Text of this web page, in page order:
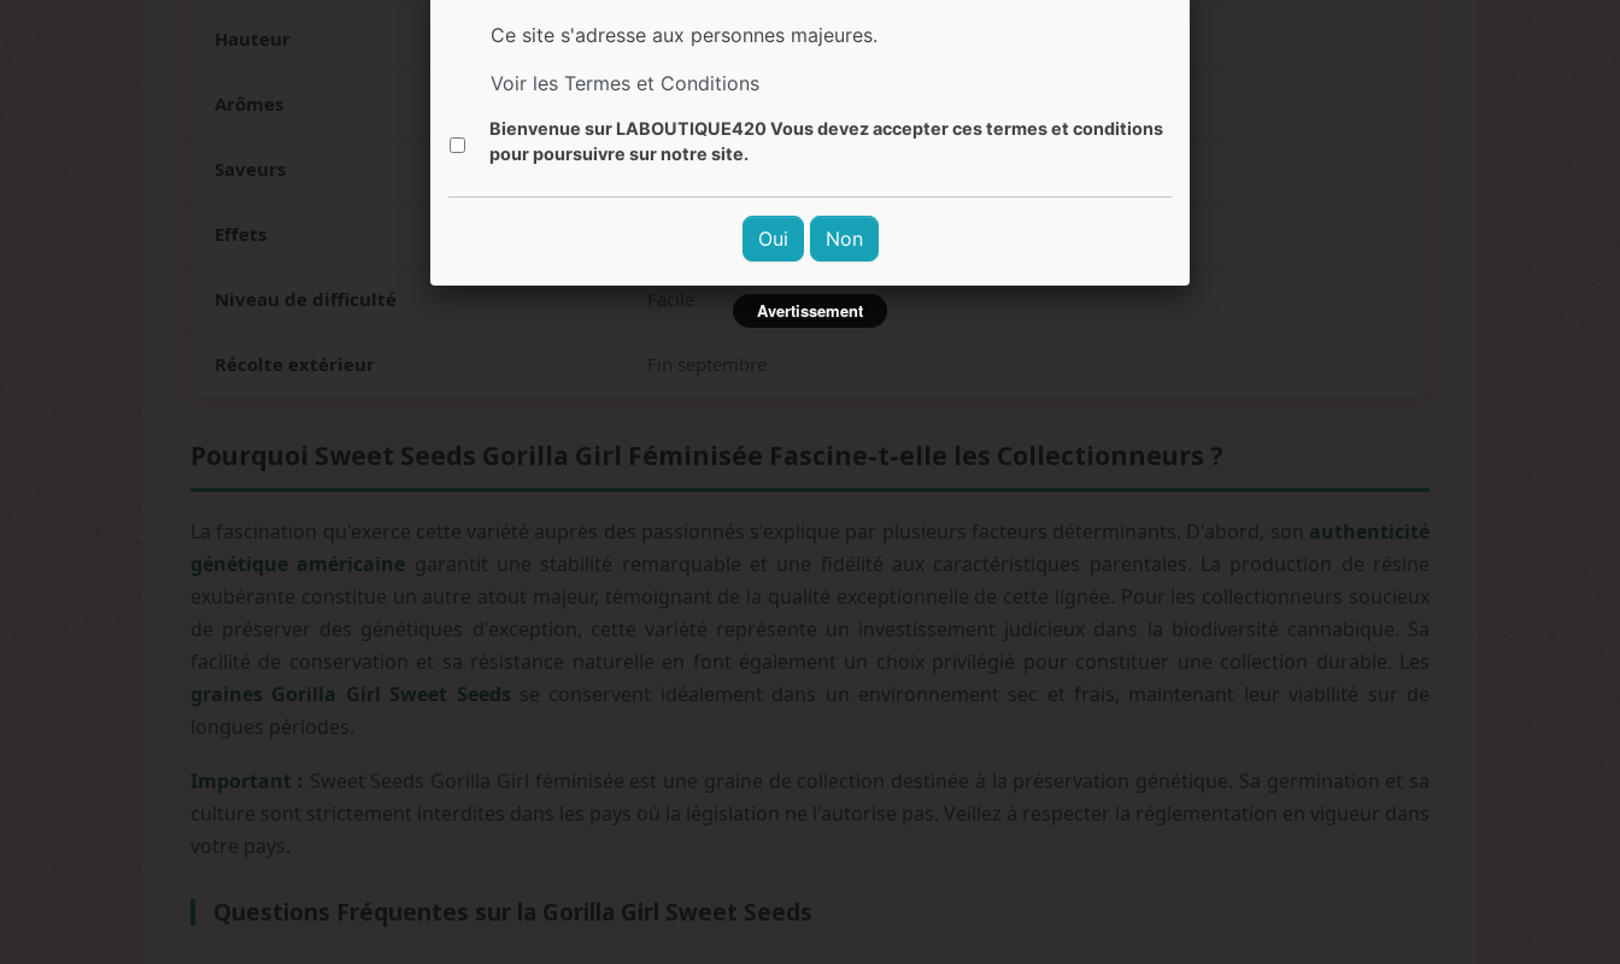
Hauteur Moyenne à élevée
Arômes
Saveurs
Effets Psychoactif, stimulant, bien-être, créativité
Niveau de difficulté Facile
Récolte extérieur Fin septembre
Pourquoi Sweet Seeds Gorilla Girl Féminisée Fascine-t-elle les Collectionneurs ?
La fascination qu'exerce cette variété auprès des passionnés s'explique par plusieurs facteurs déterminants. D'abord, son authenticité
génétique américaine garantit une stabilité remarquable et une fidélité aux caractéristiques parentales. La production de résine
exubérante constitue un autre atout majeur, témoignant de la qualité exceptionnelle de cette lignée. Pour les collectionneurs soucieux
de préserver des génétiques d'exception, cette variété représente un investissement judicieux dans la biodiversité cannabique. Sa
facilité de conservation et sa résistance naturelle en font également un choix privilégié pour constituer une collection durable. Les
graines Gorilla Girl Sweet Seeds se conservent idéalement dans un environnement sec et frais, maintenant leur viabilité sur de
longues périodes.
Important : Sweet Seeds Gorilla Girl féminisée est une graine de collection destinée à la préservation génétique. Sa germination et sa
culture sont strictement interdites dans les pays où la législation ne l'autorise pas. Veillez à respecter la réglementation en vigueur dans
votre pays.
Questions Fréquentes sur la Gorilla Girl Sweet Seeds
Ce site s'adresse aux personnes majeures.
Voir les Termes et Conditions
Bienvenue sur LABOUTIQUE420 Vous devez accepter ces termes et conditions
pour poursuivre sur notre site.
Oui Non
Avertissement